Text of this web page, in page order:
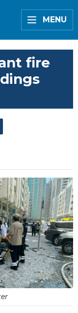
MENU
fire